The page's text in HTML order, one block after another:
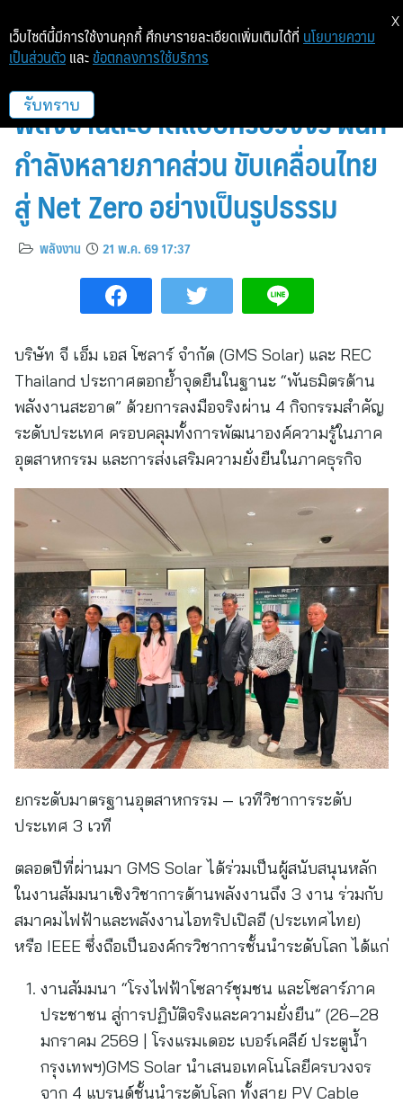
GMS Solar แสดงวิสัยทัศน์
พลังงานสะอาดแบบครบวงจร ผนึก
กำลังหลายภาคส่วน ขับเคลื่อนไทย
สู่ Net Zero อย่างเป็นรูปธรรม
พลังงาน 21 พ.ค. 69 17:37
บริษัท จี เอ็ม เอส โซลาร์ จำกัด (GMS Solar) และ REC
Thailand ประกาศตอกย้ำจุดยืนในฐานะ “พันธมิตรด้าน
พลังงานสะอาด” ด้วยการลงมือจริงผ่าน 4 กิจกรรมสำคัญ
ระดับประเทศ ครอบคลุมทั้งการพัฒนาองค์ความรู้ในภาค
อุตสาหกรรม และการส่งเสริมความยั่งยืนในภาคธุรกิจ
ยกระดับมาตรฐานอุตสาหกรรม — เวทีวิชาการระดับ
ประเทศ 3 เวที
ตลอดปีที่ผ่านมา GMS Solar ได้ร่วมเป็นผู้สนับสนุนหลัก
ในงานสัมมนาเชิงวิชาการด้านพลังงานถึง 3 งาน ร่วมกับ
สมาคมไฟฟ้าและพลังงานไอทริปเปิลอี (ประเทศไทย)
หรือ IEEE ซึ่งถือเป็นองค์กรวิชาการชั้นนำระดับโลก ได้แก่
งานสัมมนา “โรงไฟฟ้าโซลาร์ชุมชน และโซลาร์ภาค
ประชาชน สู่การปฏิบัติจริงและความยั่งยืน” (26–28
มกราคม 2569 | โรงแรมเดอะ เบอร์เคลีย์ ประตูน้ำ
กรุงเทพฯ)GMS Solar นำเสนอเทคโนโลยีครบวงจร
จาก 4 แบรนด์ชั้นนำระดับโลก ทั้งสาย PV Cable
เว็บไซต์นี้มีการใช้งานคุกกี้ ศึกษารายละเอียดเพิ่มเติมได้ที่ นโยบายความ
เป็นส่วนตัว และ ข้อตกลงการใช้บริการ
รับทราบ
X